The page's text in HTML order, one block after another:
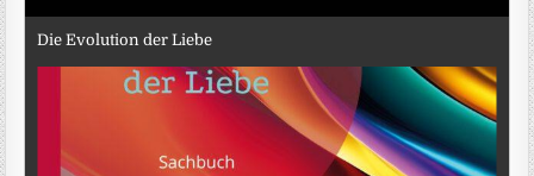
Die Evolution der Liebe